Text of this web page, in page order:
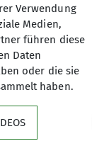
der
dass
Absage!)
Verwendung
Medien,
führen diese
Daten
oder die sie
haben.